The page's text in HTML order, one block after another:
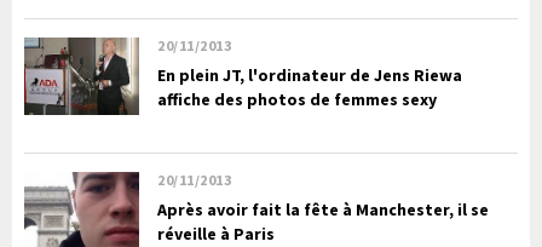
20/11/2013
En plein JT, l'ordinateur de Jens Riewa
affiche des photos de femmes sexy
20/11/2013
Après avoir fait la fête à Manchester, il se
réveille à Paris